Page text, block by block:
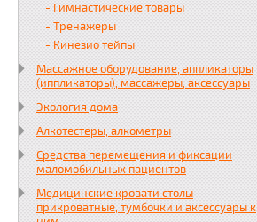
- Гимнастические товары
- Тренажеры
- Кинезио тейпы
Массажное оборудование, аппликаторы
(иппликаторы), массажеры, аксессуары
Экология дома
Алкотестеры, алкометры
Средства перемещения и фиксации
маломобильных пациентов
Медицинские кровати столы
прикроватные, тумбочки и аксессуары к